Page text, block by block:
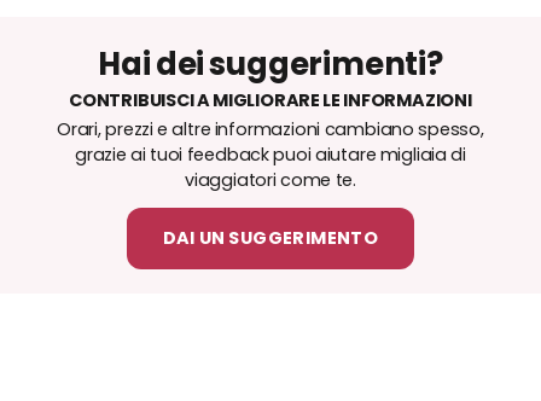
Hai dei suggerimenti?
CONTRIBUISCI A MIGLIORARE LE INFORMAZIONI
Orari, prezzi e altre informazioni cambiano spesso,
grazie ai tuoi feedback puoi aiutare migliaia di
viaggiatori come te.
DAI UN SUGGERIMENTO